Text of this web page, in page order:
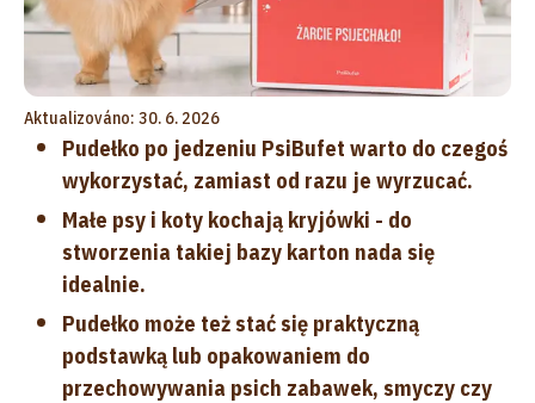
Aktualizováno: 30. 6. 2026
Pudełko po jedzeniu PsiBufet warto do czegoś
wykorzystać, zamiast od razu je wyrzucać.
Małe psy i koty kochają kryjówki - do
stworzenia takiej bazy karton nada się
idealnie.
Pudełko może też stać się praktyczną
podstawką lub opakowaniem do
przechowywania psich zabawek, smyczy czy